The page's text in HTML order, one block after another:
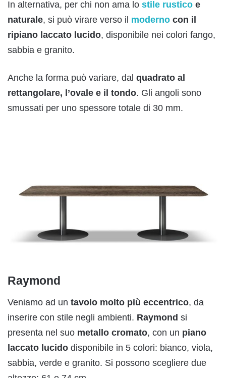
In alternativa, per chi non ama lo stile rustico e
naturale, si può virare verso il moderno con il
ripiano laccato lucido, disponibile nei colori fango,
sabbia e granito.
Anche la forma può variare, dal quadrato al
rettangolare, l’ovale e il tondo. Gli angoli sono
smussati per uno spessore totale di 30 mm.
Raymond
Veniamo ad un tavolo molto più eccentrico, da
inserire con stile negli ambienti. Raymond si
presenta nel suo metallo cromato, con un piano
laccato lucido disponibile in 5 colori: bianco, viola,
sabbia, verde e granito. Si possono scegliere due